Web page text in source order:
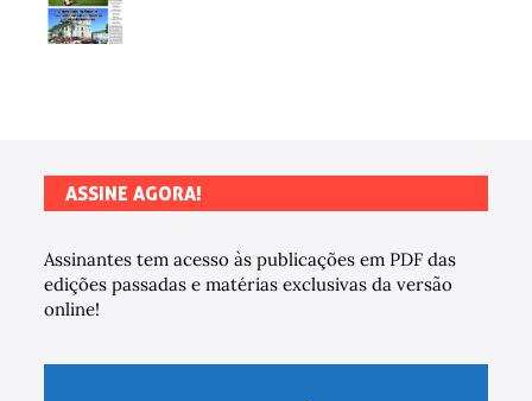
ASSINE AGORA!
Assinantes tem acesso às publicações em PDF das
edições passadas e matérias exclusivas da versão
online!